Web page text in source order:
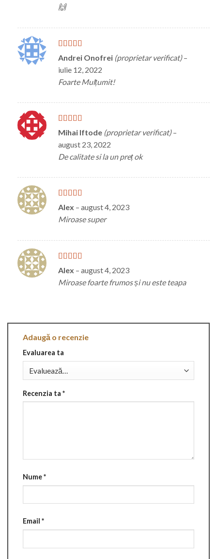
🙌
Evaluat la5
din 5
Andrei Onofrei (proprietar verificat) –
iulie 12, 2022
Foarte Mulțumit!
Evaluat la
4din 5
Mihai Iftode (proprietar verificat) –
august 23, 2022
De calitate si la un preț ok
Evaluat la5
din 5
Alex – august 4, 2023
Miroase super
Evaluat
la3din
5
Alex – august 4, 2023
Miroase foarte frumos și nu este teapa
Adaugă o recenzie
Evaluarea ta
Recenzia ta *
Nume*
Email *